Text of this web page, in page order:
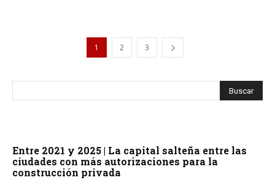
1 2 3
Entre 2021 y 2025 | La capital salteña entre las
ciudades con más autorizaciones para la
construcción privada